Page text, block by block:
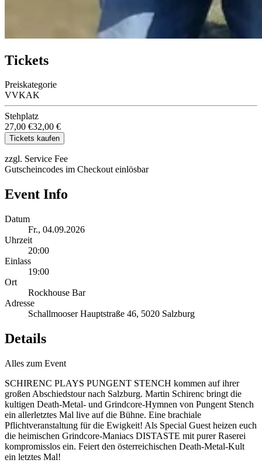
Tickets
Preiskategorie
VVKAK
Stehplatz
27,00 €32,00 €
Tickets kaufen
zzgl. Service Fee
Gutscheincodes im Checkout einlösbar
Event Info
Datum
Fr., 04.09.2026
Uhrzeit
20:00
Einlass
19:00
Ort
Rockhouse Bar
Adresse
Schallmooser Hauptstraße 46, 5020 Salzburg
Details
Alles zum Event
SCHIRENC PLAYS PUNGENT STENCH kommen auf ihrer
großen Abschiedstour nach Salzburg. Martin Schirenc bringt die
kultigen Death-Metal- und Grindcore-Hymnen von Pungent Stench
ein allerletztes Mal live auf die Bühne. Eine brachiale
Pflichtveranstaltung für die Ewigkeit! Als Special Guest heizen euch
die heimischen Grindcore-Maniacs DISTASTE mit purer Raserei
kompromisslos ein. Feiert den österreichischen Death-Metal-Kult
ein letztes Mal!